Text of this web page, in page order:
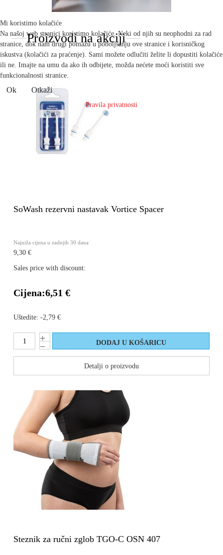
Proizvodi na akciji
SoWash rezervni nastavak Vortice Spacer
Najniža cijena u zadnjih 30 dana
9,30 €
Sales price with discount:
Cijena:6,51 €
Uštedite: -2,79 €
Detalji o proizvodu
Steznik za ručni zglob TGO-C OSN 407
Mi koristimo kolačiće
Na našoj web stranici koristimo kolačiće. Neki od njih su neophodni za rad
stranice, dok nam drugi pomažu u poboljšanju ove stranice i korisničkog
iskustva (kolačići za praćenje). Sami možete odlučiti želite li dopustiti kolačiće
ili ne. Imajte na umu da ako ih odbijete, možda nećete moći koristiti sve
funkcionalnosti stranice.
Ok Otkaži
Pravila privatnosti